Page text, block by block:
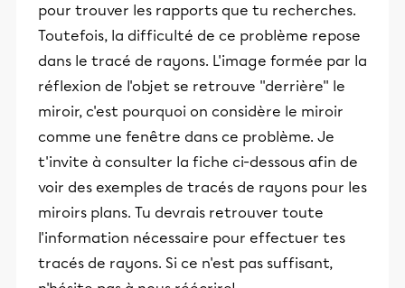
pour trouver les rapports que tu recherches.
Toutefois, la difficulté de ce problème repose
dans le tracé de rayons. L'image formée par la
réflexion de l'objet se retrouve ''derrière'' le
miroir, c'est pourquoi on considère le miroir
comme une fenêtre dans ce problème. Je
t'invite à consulter la fiche ci-dessous afin de
voir des exemples de tracés de rayons pour les
miroirs plans. Tu devrais retrouver toute
l'information nécessaire pour effectuer tes
tracés de rayons. Si ce n'est pas suffisant,